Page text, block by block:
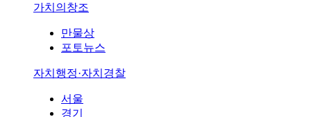
가치의창조
만물상
포토뉴스
자치행정·자치경찰
서울
경기